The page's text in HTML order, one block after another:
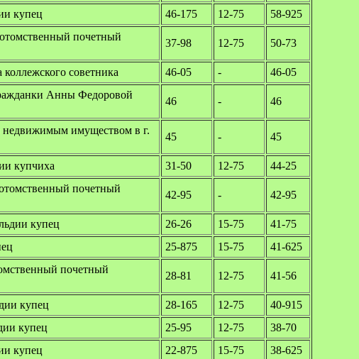
купец 46-175 12-75 58-925
почетный
37-98 12-75 50-73
советника 46-05 - 46-05
Анны Федоровой
46 - 46
недвижимым имуществом в г.
45 - 45
купчиха 31-50 12-75 44-25
почетный
42-95 - 42-95
купец 26-26 15-75
41-75
25-875 15-75 41-625
почетный
28-81 12-75 41-56
купец 28-165 12-75
40-915
купец 25-95 12-75
38-70
купец 22-875 15-75 38-625